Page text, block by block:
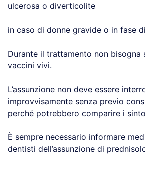
ulcerosa o diverticolite
in caso di donne gravide o in fase
Durante il trattamento non bisogna
vaccini vivi.
L’assunzione non deve essere
improvvisamente senza previo
perché potrebbero comparire i
È sempre necessario informare
dentisti dell’assunzione di